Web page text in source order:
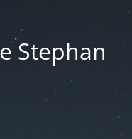
Stephan